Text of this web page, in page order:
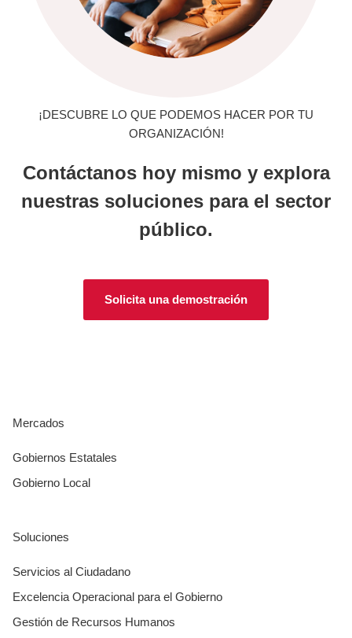
¡DESCUBRE LO QUE PODEMOS HACER POR TU
ORGANIZACIÓN!
Contáctanos hoy mismo y explora
nuestras soluciones para el sector
público.
Solicita una demostración
Mercados
Gobiernos Estatales
Gobierno Local
Soluciones
Servicios al Ciudadano
Excelencia Operacional para el Gobierno
Gestión de Recursos Humanos